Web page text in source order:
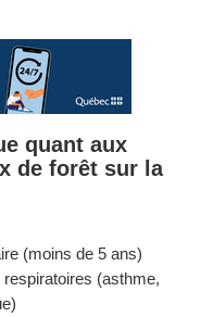
quant aux
de forêt sur la
(moins de 5 ans)
(asthme,